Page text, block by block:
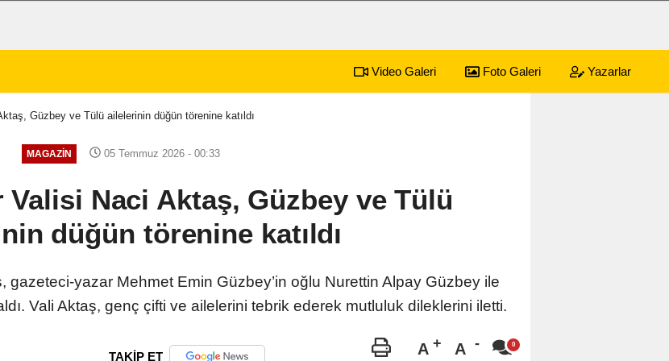
Video Galeri Foto Galeri Yazarlar
Güzbey ve Tülü ailelerinin düğün törenine katıldı
MAGAZIN 05 Temmuz 2026 - 00:33
Naci Aktaş, Güzbey ve Tülü
düğün törenine katıldı
gazeteci-yazar Mehmet Emin Güzbey’in oğlu Nurettin Alpay Güzbey ile
Vali Aktaş, genç çifti ve ailelerini tebrik ederek mutluluk dileklerini iletti.
TAKİP ET A A